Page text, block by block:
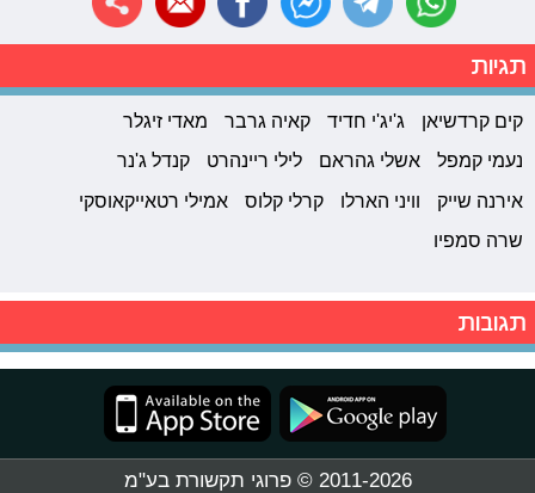
תגיות
קים קרדשיאן ג'יג'י חדיד קאיה גרבר
מאדי זיגלר
נעמי קמפל
אשלי גהראם לילי ריינהרט
קנדל ג'נר
אירנה שייק
וויני הארלו קרלי קלוס
אמילי רטאייקאוסקי
שרה סמפיו
תגובות
2011-2026 © פרוגי תקשורת בע"מ